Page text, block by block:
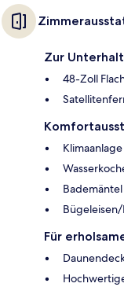
Zur
48-Zoll
Für